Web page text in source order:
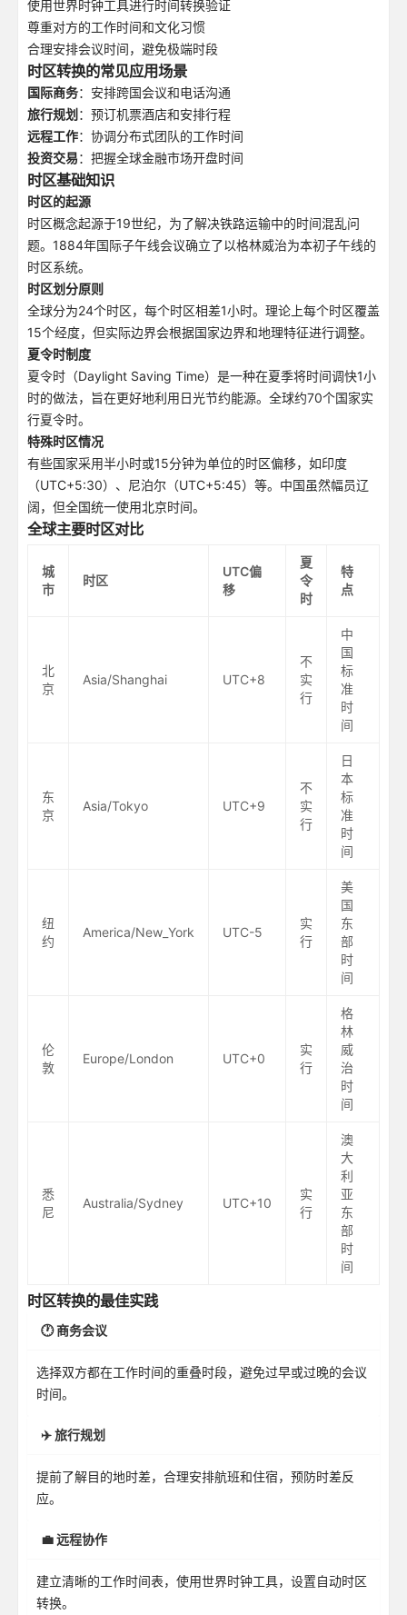
使用世界时钟工具进行时间转换验证
尊重对方的工作时间和文化习惯
合理安排会议时间，避免极端时段
时区转换的常见应用场景
国际商务：安排跨国会议和电话沟通
旅行规划 ：预订机票酒店和安排行程
远程工作：协调分布式团队的工作时间
投资交易：把握全球金融市场开盘时间
时区基础知识
时区的起源
时区概念起源于19世纪，为了解决铁路运输中的时间混乱问
题。1884年国际子午线会议确立了以格林威治为本初子午线的
时区系统。
时区划分原则
全球分为24个时区，每个时区相差1小时。理论上每个时区覆盖
15个经度，但实际边界会根据国家边界和地理特征进行调整。
夏令时制度
夏令时（Daylight Saving Time）是一种在夏季将时间调快1小
时的做法，旨在更好地利用日光节约能源。全球约70个国家实
行夏令时。
特殊时区情况
有些国家采用半小时或15分钟为单位的时区偏移，如印度
（UTC+5:30）、尼泊尔（UTC+5:45）等。中国虽然幅员辽
阔，但全国统一使用北京时间。
全球主要时区对比
城
市
时区
UTC偏
移
夏
令
时
特
点
北
京
Asia/Shanghai UTC+8
不
实
行
中
国
标
准
时
间
东
京
Asia/Tokyo UTC+9
不
实
行
日
本
标
准
时
间
纽
约
America/New_York UTC-5
实
行
美
国
东
部
时
间
伦
敦
Europe/London UTC+0
实
行
格
林
威
治
时
间
悉
尼
Australia/Sydney UTC+10
实
行
澳
大
利
亚
东
部
时
间
时区转换的最佳实践
🕐 商务会议
选择双方都在工作时间的重叠时段，避免过早或过晚的会议
时间。
✈️ 旅行规划
提前了解目的地时差，合理安排航班和住宿，预防时差反
应。
💼 远程协作
建立清晰的工作时间表，使用世界时钟工具，设置自动时区
转换。